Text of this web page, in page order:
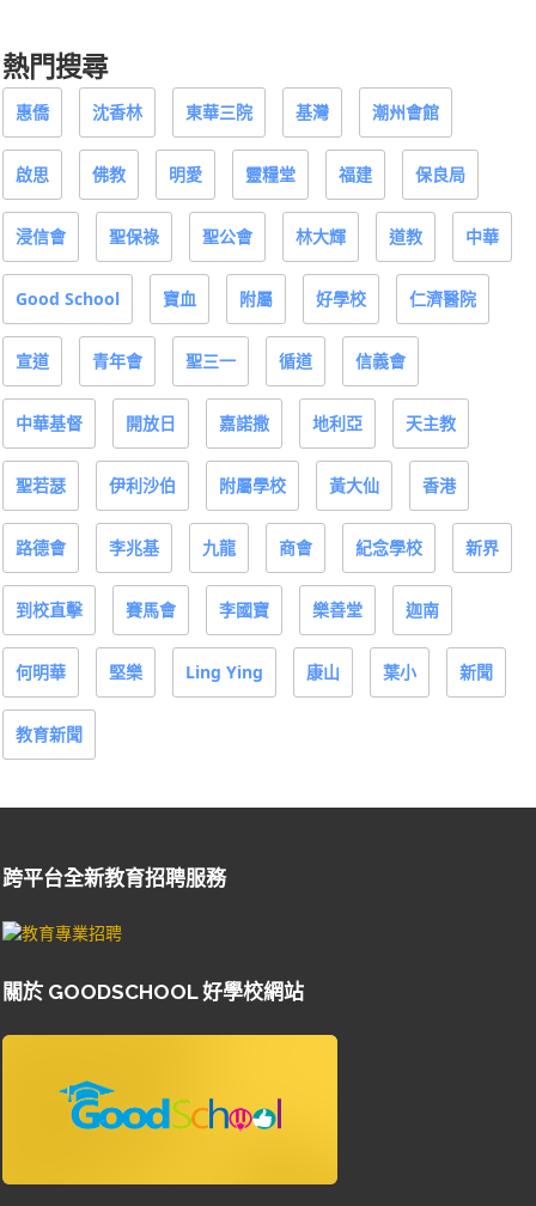
熱門搜尋
惠僑 沈香林 東華三院 基灣 潮州會館
啟思 佛教 明愛 靈糧堂 福建 保良局
浸信會 聖保祿 聖公會 林大輝 道教 中華
Good School 寶血 附屬 好學校 仁濟醫院
宣道 青年會 聖三一 循道 信義會
中華基督 開放日 嘉諾撒 地利亞 天主教
聖若瑟 伊利沙伯 附屬學校 黃大仙 香港
路德會 李兆基 九龍 商會 紀念學校 新界
到校直擊 賽馬會 李國寶 樂善堂 迦南
何明華 堅樂 Ling Ying 康山 葉小 新聞
教育新聞
跨平台全新教育招聘服務
關於 GOODSCHOOL 好學校網站